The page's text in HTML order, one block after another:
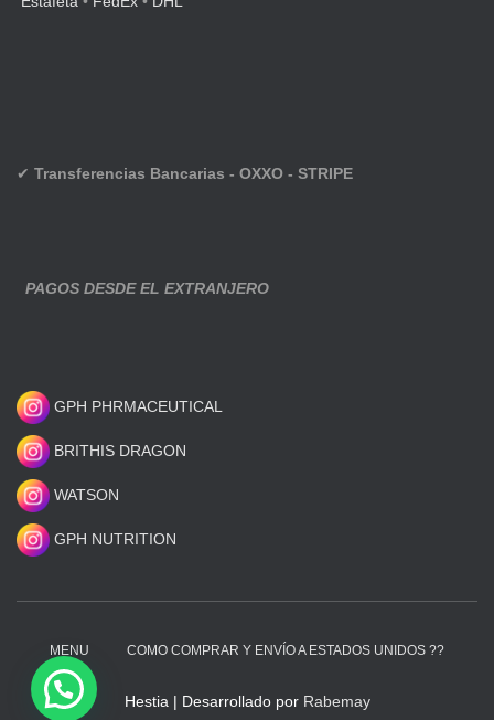
✔ Transferencias Bancarias - OXXO - STRIPE
PAGOS DESDE EL EXTRANJERO
GPH PHRMACEUTICAL
BRITHIS DRAGON
WATSON
GPH NUTRITION
MENU COMO COMPRAR Y ENVÍO A ESTADOS UNIDOS ??
Hestia | Desarrollado por Rabemay